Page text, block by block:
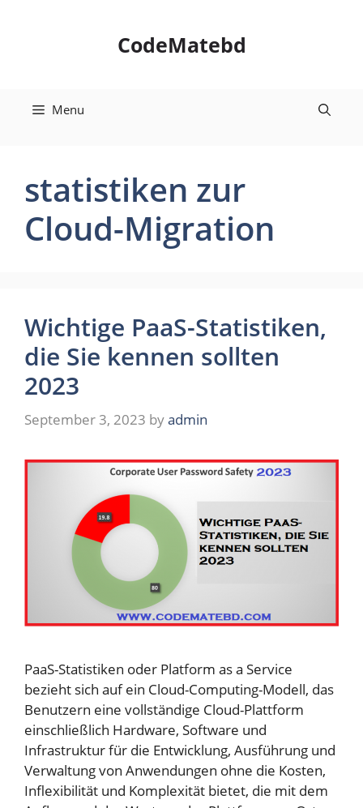
CodeMatebd
Menu
statistiken zur
Cloud-Migration
Wichtige PaaS-Statistiken,
die Sie kennen sollten
2023
September 3, 2023 byadmin
PaaS-Statistiken oder Platform as a Service
bezieht sich auf ein Cloud-Computing-Modell, das
Benutzern eine vollständige Cloud-Plattform
einschließlich Hardware, Software und
Infrastruktur für die Entwicklung, Ausführung und
Verwaltung von Anwendungen ohne die Kosten,
Inflexibilität und Komplexität bietet, die mit dem